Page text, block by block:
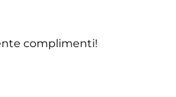
complimenti!